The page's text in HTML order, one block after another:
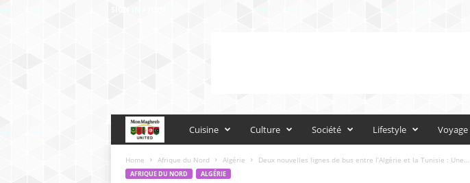
SIGN IN / JOIN
o
Cuisine Culture Société Lifestyle Voyage
Home Afrique du Nord Algérie Deux nouvelles lignes de bus entre l’Algérie et la Tunisie : Une...
AFRIQUE DU NORD ALGÉRIE